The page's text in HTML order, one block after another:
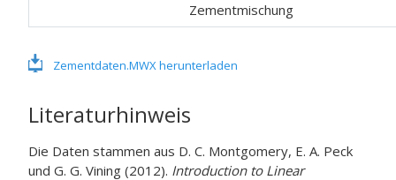
Zementmischung
Zementdaten.MWX herunterladen
Literaturhinweis
Die Daten stammen aus D. C. Montgomery, E. A. Peck
und G. G. Vining (2012). Introduction to Linear